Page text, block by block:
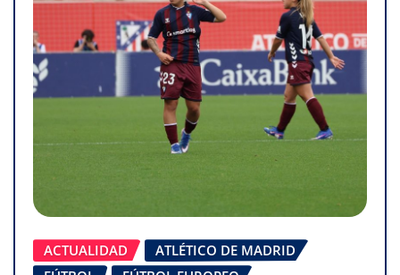
ACTUALIDAD
ATLÉTICO DE MADRID